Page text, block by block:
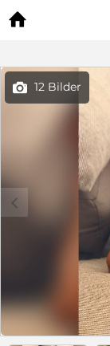

 12 Bilder
c